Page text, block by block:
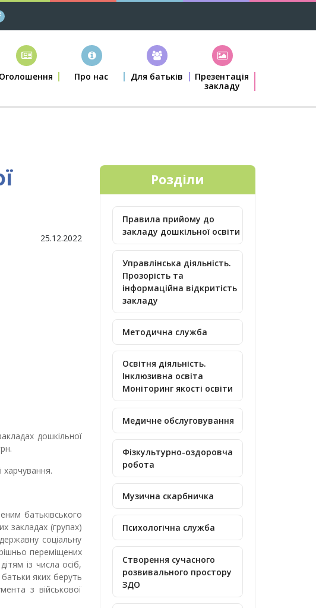
Оголошення Про нас Для батьків
Презентація
закладу
25.12.2022
дошкільної
харчування.
батьківського
закладах (групах)
соціальну
переміщених
із числа осіб,
батьки яких беруть
з військової
Розділи
Правила прийому до
закладу дошкільної освіти
Управлінська діяльність.
Прозорість та
інформаційна відкритість
закладу
Методична служба
Освітня діяльність.
Інклюзивна освіта
Моніторинг якості освіти
Медичне обслуговування
Фізкультурно-оздоровча
робота
Музична скарбничка
Психологічна служба
Створення сучасного
розвивального простору
ЗДО